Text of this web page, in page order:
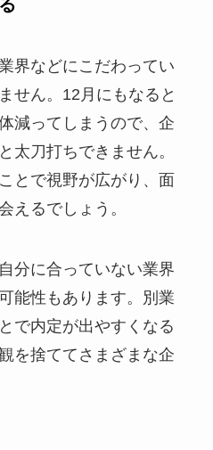
界などにこだわってい
せん。12月にもなると
減ってしまうので、企
太刀打ちできません。
とで視野が広がり、面
えるでしょう。
分に合っていない業界
能性もあります。別業
で内定が出やすくなる
を捨ててさまざまな企